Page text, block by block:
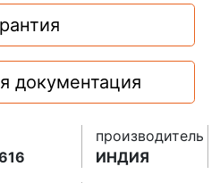
документация
производитель
ИНДИЯ